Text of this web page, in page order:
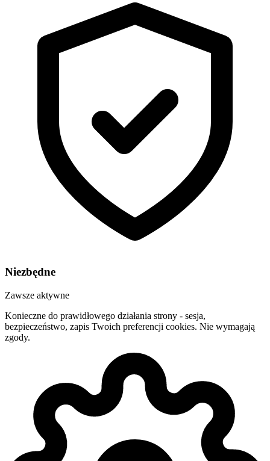
Niezbędne
Zawsze aktywne
Konieczne do prawidłowego działania strony - sesja,
bezpieczeństwo, zapis Twoich preferencji cookies. Nie wymagają
zgody.